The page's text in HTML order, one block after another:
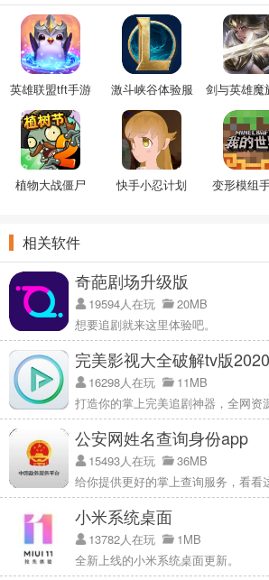
英雄联盟tft手游 激斗峡谷体验服
剑与英雄魔
手游
植物大战僵尸
快手小忍计划 变形模组
相关软件
奇葩剧场升级版
19594人在玩
20MB
想要追剧就来这里体验吧。
完美影视大全破解tv版2020
16298人在玩
11MB
打造你的掌上完美追剧神器，全网资
公安网姓名查询身份app
15493人在玩
36MB
小米系统桌面
13782人在玩
1MB
全新上线的小米系统桌面更新。